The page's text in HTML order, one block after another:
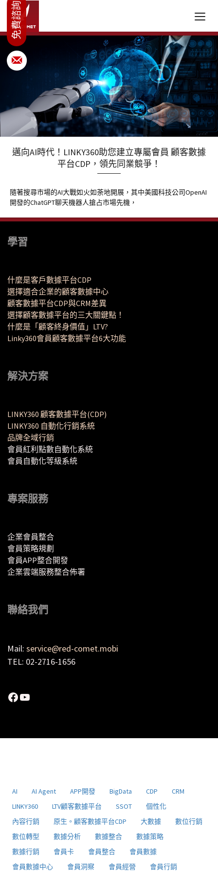
邁向AI時代！LINKY360助您建立專屬會員 顧客數據
平台CDP，領先同業競爭！
隨著搜尋市場的AI大戰如火如荼地開展，其中美國科技公司OpenAI
開發的ChatGPT聊天機器人搶占市場先機，
學習
什麼是客戶數據平台CDP
選擇適合企業的顧客數據中心
顧客數據平台CDP與CRM差異
選擇顧客數據平台的三大關鍵點！
什麼是「顧客終身價值」LTV?
Linky360會員顧客數據平台6大功能
解決方案
LINKY360 顧客數據平台(CDP)
LINKY360 自動化行銷系統
品牌全域行銷
會員紅利點數自動化系統
會員自動化等級系統
專案服務
企業會員整合
會員策略規劃
會員APP整合開發
企業雲端服務整合佈署
聯絡我們
Mail: service@red-comet.mobi
TEL: 02-2716-1656
Facebook
YouTube
AI AI Agent APP開發 BigData CDP
CRM
LINKY360
LTV顧客數據平台 SSOT
個性化
內容行銷
原生。顧客數據平台CDP 大數據
數位行銷
數位轉型
數據分析 數據整合
數據策略
數據行銷
會員卡 會員整合
會員數據
會員數據中心
會員洞察 會員經營 會員行銷